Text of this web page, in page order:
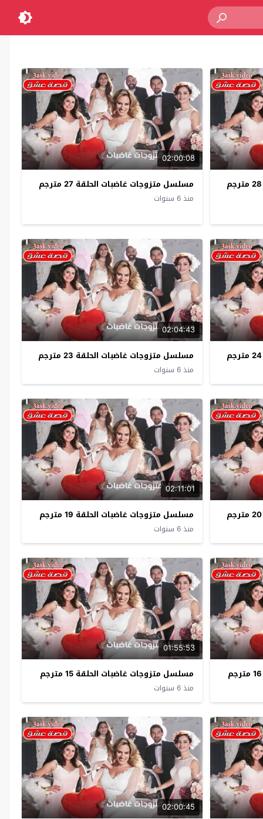
02:00:08
مسلسل متزوجات غاضبات الحلقة 27 مترجم
منذ 6 سنوات
02:04:43
مسلسل متزوجات غاضبات الحلقة 23 مترجم
منذ 6 سنوات
02:11:01
مسلسل متزوجات غاضبات الحلقة 19 مترجم
منذ 6 سنوات
01:55:53
مسلسل متزوجات غاضبات الحلقة 15 مترجم
منذ 6 سنوات
02:00:45